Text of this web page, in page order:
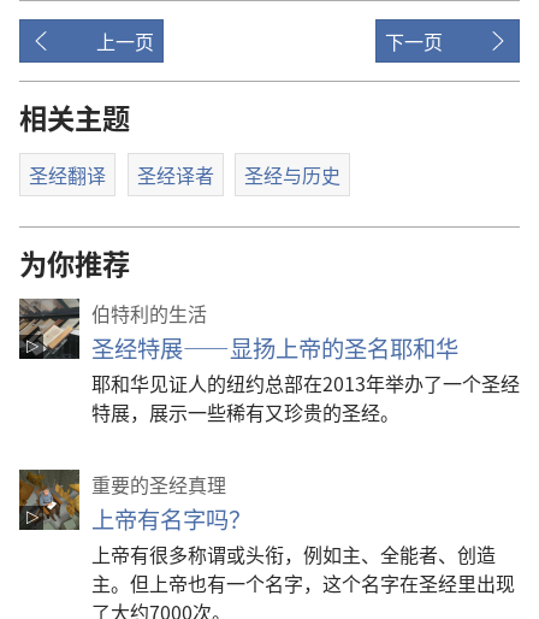
上一页 下一页
相关主题
圣经翻译 圣经译者 圣经与历史
为你推荐
伯特利的生活
圣经特展——显扬上帝的圣名耶和华
耶和华见证人的纽约总部在2013年举办了一个圣经
特展，展示一些稀有又珍贵的圣经。
重要的圣经真理
上帝有名字吗？
上帝有很多称谓或头衔，例如主、全能者、创造
主。但上帝也有一个名字，这个名字在圣经里出现
了大约7000次。